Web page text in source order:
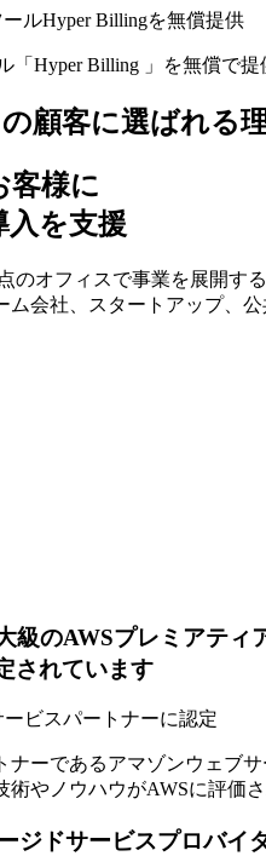
ルHyper Billingを無償提供
「Hyper Billing 」を無償で提
顧客に選ばれる
客様に
を支援
のオフィスで事業を展開す
会社、スタートアップ、
級のAWSプレミアティ
されています
ナーであるアマゾンウェブ
やノウハウがAWSに評価さ
ジドサービスプロバイ